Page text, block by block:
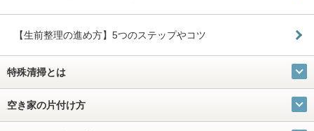
【生前整理の進め方】5つのステップやコツ
特殊清掃とは
空き家の片付け方